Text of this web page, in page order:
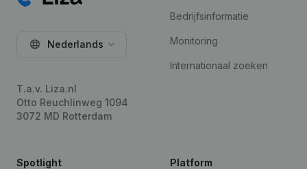
Nederlands
T.a.v. Liza.nl
Otto Reuchlinweg 1094
3072 MD Rotterdam
Bedrijfsinformatie
Monitoring
Internationaal zoeken
Spotlight Platform